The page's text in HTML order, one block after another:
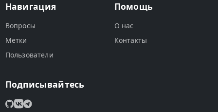
Навигация
Вопросы
Метки
Пользователи
Помощь
О нас
Контакты
Подписывайтесь